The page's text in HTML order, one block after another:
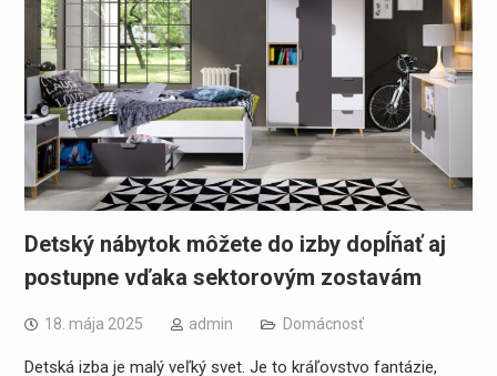
Detský nábytok môžete do izby dopĺňať aj
postupne vďaka sektorovým zostavám
18. mája 2025 admin Domácnosť
Detská izba je malý veľký svet. Je to kráľovstvo fantázie,